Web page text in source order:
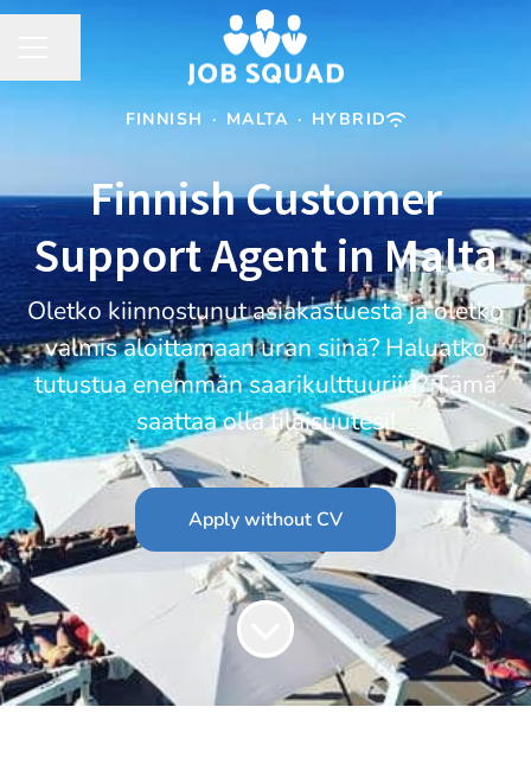
FINNISH · MALTA · HYBRID
Finnish Customer
Support Agent in Malta
Oletko kiinnostunut asiakastuesta ja oletko
valmis aloittamaan uran siinä? Haluatko
tutustua enemmän saarikulttuuriin? Tämä
saattaa olla tilaisuutesi!
Apply without CV